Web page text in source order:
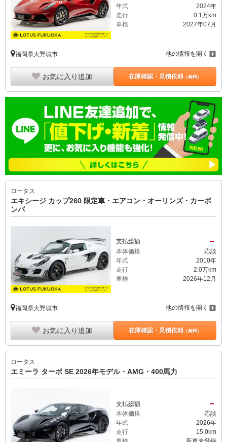
年式
2024年
走行
0.1万km
車検
2027年07月
福岡県大野城市 他の情報を開く
お気に入り追加 在庫確認・見積依頼（無料）
ロータス
エキシージ カップ260 限定車・エアコン・オーリンズ・カーボ
ンパ
支払総額 －
本体価格
応談
年式
2010年
走行
2.0万km
車検
2026年12月
福岡県大野城市 他の情報を開く
お気に入り追加 在庫確認・見積依頼（無料）
ロータス
エミーラ ターボ SE 2026年モデル・AMG・400馬力
支払総額 －
本体価格
応談
年式
2026年
走行
15.0km